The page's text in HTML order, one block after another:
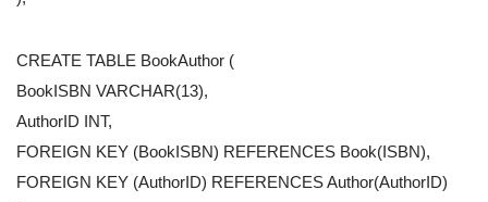
CREATE TABLE BookAuthor (
BookISBN VARCHAR(13),
AuthorID INT,
FOREIGN KEY (BookISBN) REFERENCES Book(ISBN),
FOREIGN KEY (AuthorID) REFERENCES Author(AuthorID)